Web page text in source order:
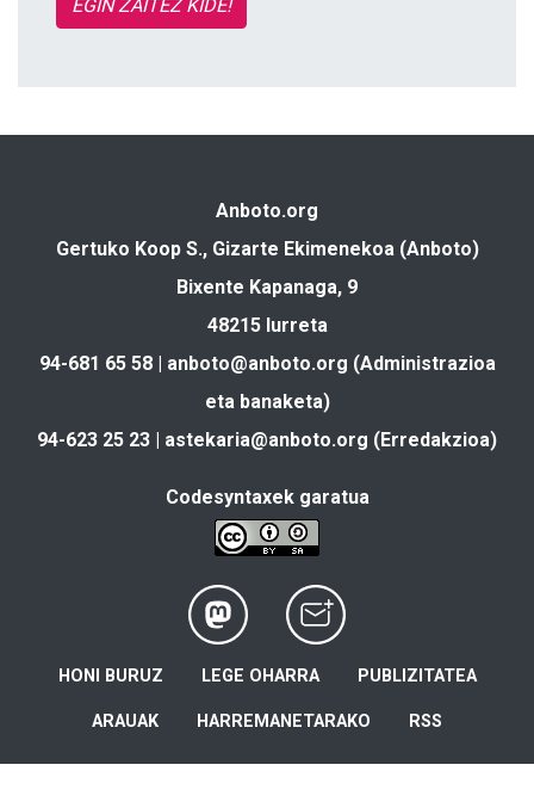
EGIN ZAITEZ KIDE!
Anboto.org
Gertuko Koop S., Gizarte Ekimenekoa (Anboto)
Bixente Kapanaga, 9
48215 Iurreta
94-681 65 58 | anboto@anboto.org (Administrazioa
eta banaketa)
94-623 25 23 | astekaria@anboto.org (Erredakzioa)
Codesyntaxek garatua
HONI BURUZ LEGE OHARRA PUBLIZITATEA
ARAUAK HARREMANETARAKO RSS